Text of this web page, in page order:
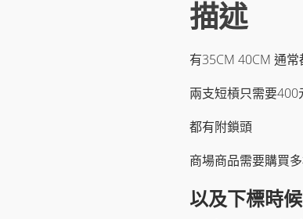
描述
有35CM 40CM 通
兩支短槓只需要400
都有附鎖頭
商場商品需要購買
以及下標時